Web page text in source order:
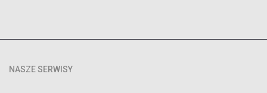
NASZE SERWISY